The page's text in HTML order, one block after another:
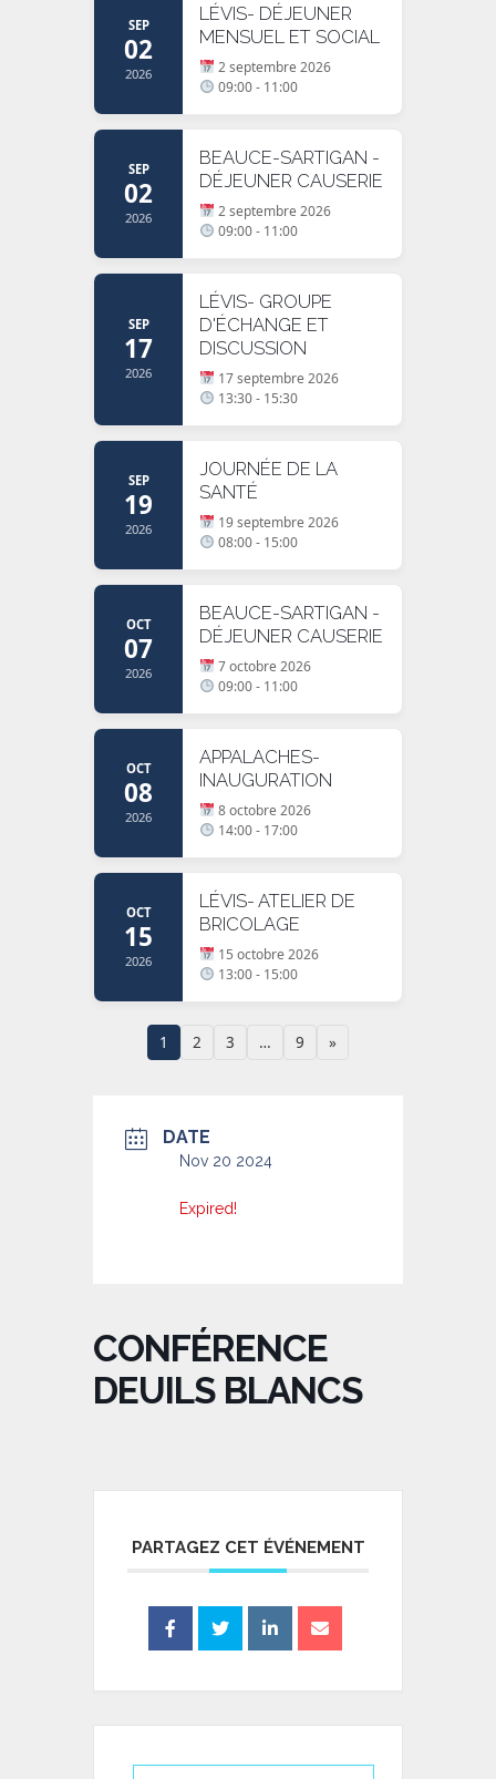
SEP
02
2026
LÉVIS- DÉJEUNER
MENSUEL ET SOCIAL
2 septembre 2026
09:00 - 11:00
SEP
02
2026
BEAUCE-SARTIGAN -
DÉJEUNER CAUSERIE
2 septembre 2026
09:00 - 11:00
SEP
17
2026
LÉVIS- GROUPE
D'ÉCHANGE ET
DISCUSSION
17 septembre 2026
13:30 - 15:30
SEP
19
2026
JOURNÉE DE LA
SANTÉ
19 septembre 2026
08:00 - 15:00
OCT
07
2026
BEAUCE-SARTIGAN -
DÉJEUNER CAUSERIE
7 octobre 2026
09:00 - 11:00
OCT
08
2026
APPALACHES-
INAUGURATION
8 octobre 2026
14:00 - 17:00
OCT
15
2026
LÉVIS- ATELIER DE
BRICOLAGE
15 octobre 2026
13:00 - 15:00
1 2 3 … 9 »
DATE
Nov 20 2024
Expired!
CONFÉRENCE
DEUILS BLANCS
PARTAGEZ CET ÉVÉNEMENT